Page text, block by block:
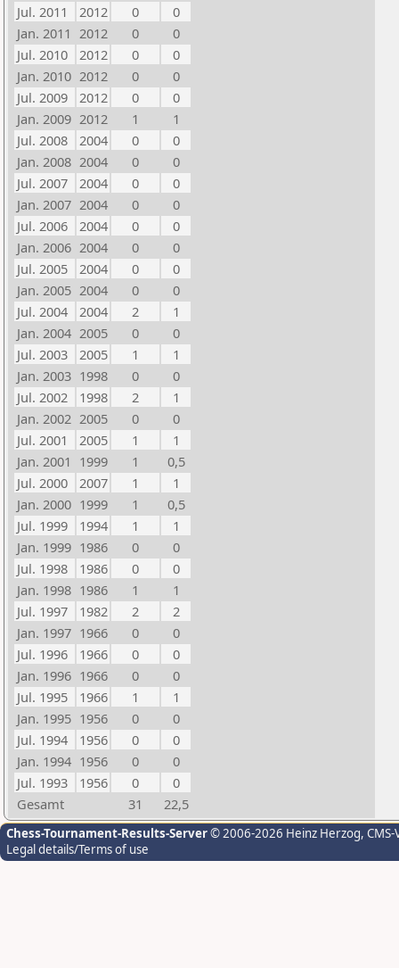
Jul. 2011
2012 0
0
Jan. 2011 2012 0
0
Jul. 2010
2012 0
0
Jan. 2010 2012 0
0
Jul. 2009
2012 0
0
Jan. 2009 2012 1
1
Jul. 2008
2004 0
0
Jan. 2008 2004 0
0
Jul. 2007
2004 0
0
Jan. 2007 2004 0
0
Jul. 2006
2004 0
0
Jan. 2006 2004 0
0
Jul. 2005
2004 0
0
Jan. 2005 2004 0
0
Jul. 2004
2004 2
1
Jan. 2004 2005 0
0
Jul. 2003
2005 1
1
Jan. 2003 1998 0
0
Jul. 2002
1998 2
1
Jan. 2002 2005 0
0
Jul. 2001
2005 1
1
Jan. 2001 1999 1
0,5
Jul. 2000
2007 1
1
Jan. 2000 1999 1
0,5
Jul. 1999
1994 1
1
Jan. 1999 1986 0
0
Jul. 1998
1986 0
0
Jan. 1998 1986 1
1
Jul. 1997
1982 2
2
Jan. 1997 1966 0
0
Jul. 1996
1966 0
0
Jan. 1996 1966 0
0
Jul. 1995
1966 1
1
Jan. 1995 1956 0
0
Jul. 1994
1956 0
0
Jan. 1994 1956 0
0
Jul. 1993
1956 0
0
Gesamt
31 22,5
Chess-Tournament-Results-Server© 2006-2026 Heinz Herzog,
Legal details/Terms of use